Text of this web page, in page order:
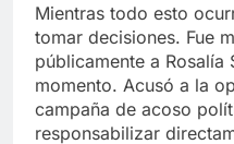
Mientras todo esto
tomar decisiones. Fue
públicamente a Rosalía
momento. Acusó a la
campaña de acoso
responsabilizar